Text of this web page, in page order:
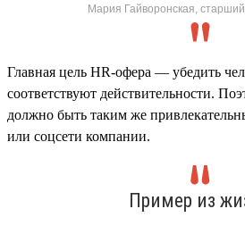
Мария Гайворонская,
Главная цель HR-офера — убедить
соответствуют действительности.
должно быть таким же
или соцсети компании.
Пример из